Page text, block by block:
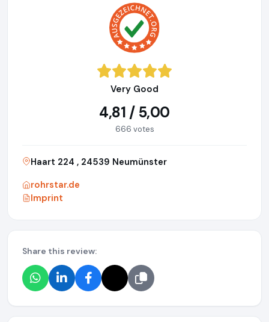
Very Good
4,81 / 5,00
666 votes
Haart 224 , 24539 Neumünster
rohrstar.de
Imprint
Share this review: